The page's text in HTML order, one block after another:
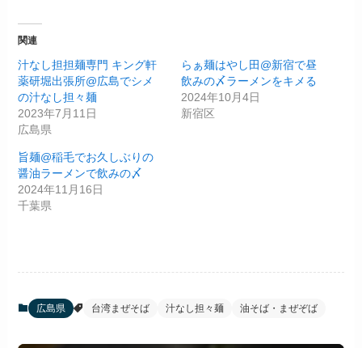
関連
汁なし担担麺専門 キング軒
薬研堀出張所@広島でシメ
の汁なし担々麺
2023年7月11日
広島県
らぁ麺はやし田@新宿で昼
飲みの〆ラーメンをキメる
2024年10月4日
新宿区
旨麺@稲毛でお久しぶりの
醤油ラーメンで飲みの〆
2024年11月16日
千葉県
広島県 台湾まぜそば 汁なし担々麺 油そば・まぜぞば